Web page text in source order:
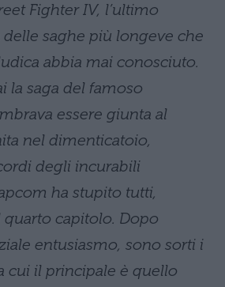
Fighter IV, l’ultimo
saghe più longeve che
abbia mai conosciuto.
la saga del famoso
essere giunta al
nel dimenticatoio,
degli incurabili
ha stupito tutti,
capitolo. Dopo
entusiasmo, sono sorti i
cui il principale è quello